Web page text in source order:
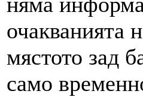
очакванията
мястото зад
само